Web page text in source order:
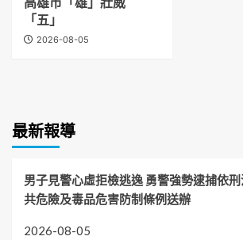
「五」
2026-08-05
最新報導
男子見警心虛拒檢逃逸 勇警強勢逮捕依
共危險及毒品危害防制條例送辦
2026-08-05